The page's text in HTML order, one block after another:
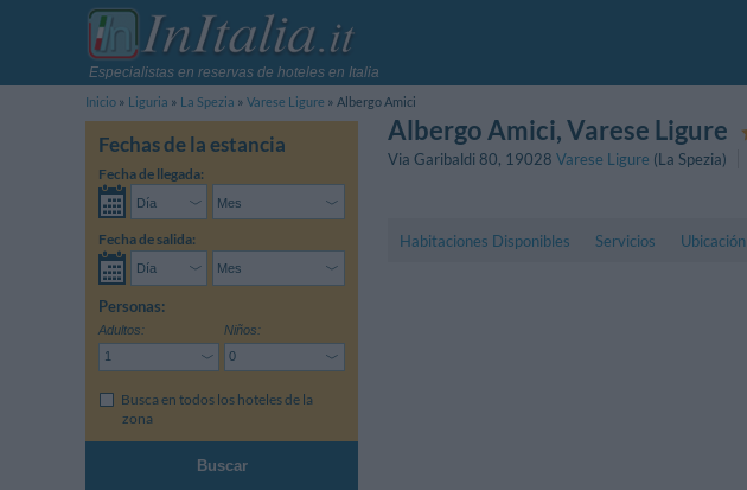
Especialistas en reservas de hoteles en Italia
Inicio
Liguria La Spezia Varese Ligure Albergo Amici
Fechas de la estancia
Fecha de llegada:
Fecha de salida:
Personas:
Adultos: Niños:
Busca en todos los hoteles de la
zona
Buscar
Albergo Amici, Varese Ligure
Via Garibaldi 80, 19028 Varese Ligure (La Spezia)
Habitaciones Disponibles Servicios Ubicación